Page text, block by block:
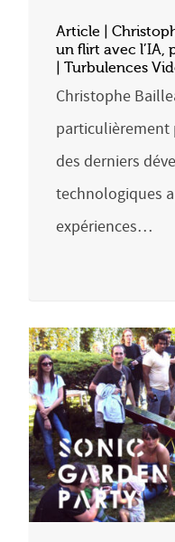
Article |
un flirt avec l’IA,
| Turbulences
Christophe
particulièrement
des derniers
technologiques
expériences…